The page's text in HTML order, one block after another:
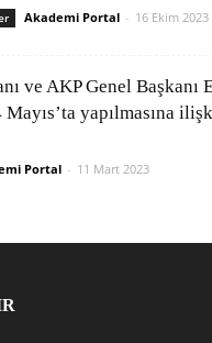
Akademi Portal - 16 Ekim 2023
ve AKP Genel Başkanı
yapılmasına
Portal - 11 Mart 2023